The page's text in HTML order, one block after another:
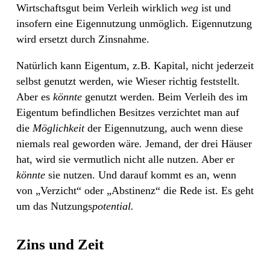
Wirtschaftsgut beim Verleih wirklich weg ist und
insofern eine Eigennutzung unmöglich. Eigennutzung
wird ersetzt durch Zinsnahme.
Natürlich kann Eigentum, z.B. Kapital, nicht jederzeit
selbst genutzt werden, wie Wieser richtig feststellt.
Aber es könnte genutzt werden. Beim Verleih des im
Eigentum befindlichen Besitzes verzichtet man auf
die Möglichkeit der Eigennutzung, auch wenn diese
niemals real geworden wäre. Jemand, der drei Häuser
hat, wird sie vermutlich nicht alle nutzen. Aber er
könnte sie nutzen. Und darauf kommt es an, wenn
von „Verzicht“ oder „Abstinenz“ die Rede ist. Es geht
um das Nutzungspotential.
Zins und Zeit